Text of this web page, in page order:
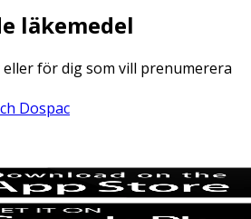
läkemedel
för dig som vill prenumerera
Dospac